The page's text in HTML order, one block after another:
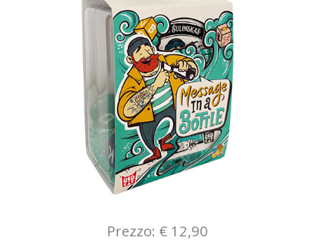
Prezzo: € 12,90